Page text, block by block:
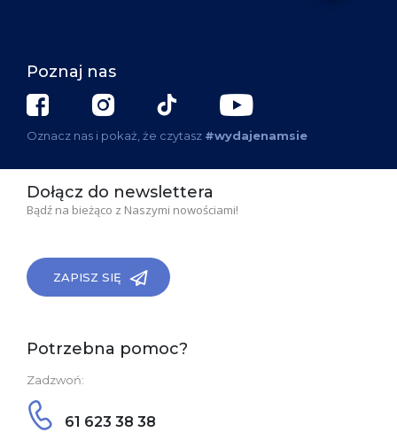
Poznaj nas
Oznacz nas i pokaż, że czytasz #wydajenamsie
Dołącz do newslettera
Bądź na bieżąco z Naszymi nowościami!
ZAPISZ SIĘ
Potrzebna pomoc?
Zadzwoń:
61 623 38 38